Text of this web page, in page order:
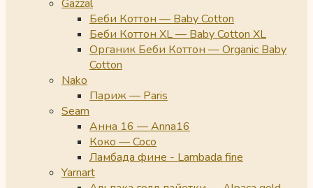
Gazzal
Беби Коттон — Baby Cotton
Беби Коттон XL — Baby Cotton XL
Органик Беби Коттон — Organic Baby
Cotton
Nako
Париж — Paris
Seam
Анна 16 — Anna16
Коко — Coco
Ламбада фине - Lambada fine
Yarnart